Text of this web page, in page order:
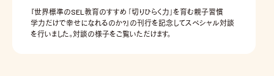
『世界標準のSEL教育のすすめ 「切りひらく力」を育む親子習慣
学力だけで幸せになれるのか?』の刊行を記念してスペシャル対談
を行いました。対談の様子をご覧いただけます。